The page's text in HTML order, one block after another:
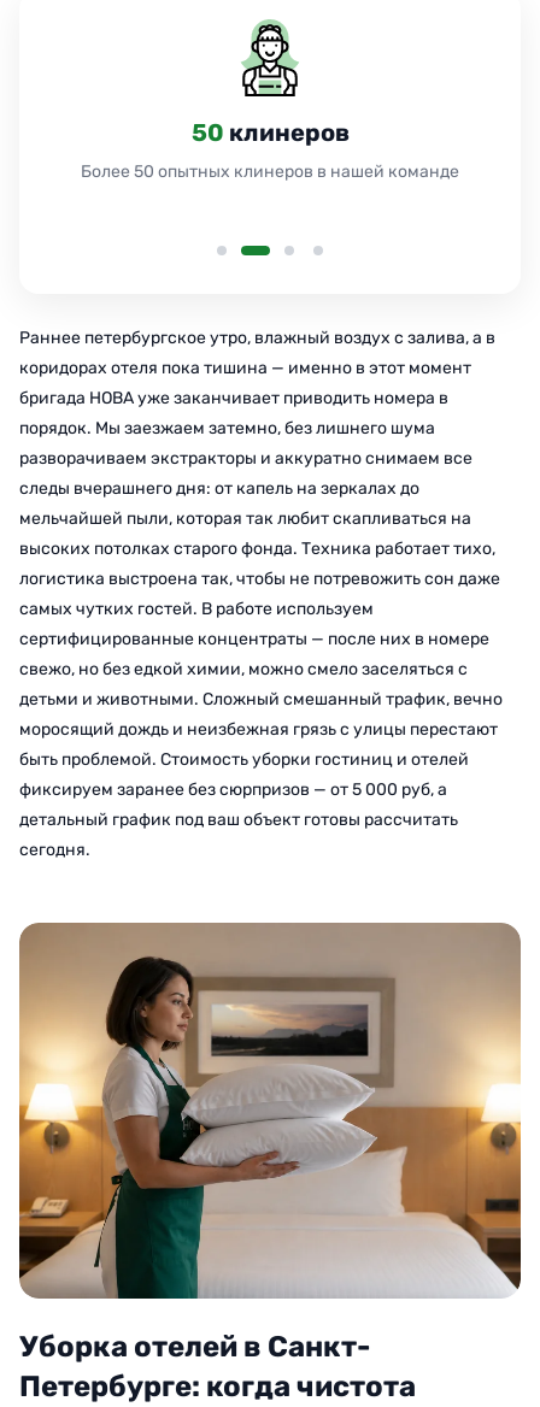
50 клинеров
Более 50 опытных клинеров в нашей команде
Раннее петербургское утро, влажный воздух с залива, а в
коридорах отеля пока тишина — именно в этот момент
бригада НОВА уже заканчивает приводить номера в
порядок. Мы заезжаем затемно, без лишнего шума
разворачиваем экстракторы и аккуратно снимаем все
следы вчерашнего дня: от капель на зеркалах до
мельчайшей пыли, которая так любит скапливаться на
высоких потолках старого фонда. Техника работает тихо,
логистика выстроена так, чтобы не потревожить сон даже
самых чутких гостей. В работе используем
сертифицированные концентраты — после них в номере
свежо, но без едкой химии, можно смело заселяться с
детьми и животными. Сложный смешанный трафик, вечно
моросящий дождь и неизбежная грязь с улицы перестают
быть проблемой. Стоимость уборки гостиниц и отелей
фиксируем заранее без сюрпризов — от 5 000 руб, а
детальный график под ваш объект готовы рассчитать
сегодня.
Уборка отелей в Санкт-
Петербурге: когда чистота